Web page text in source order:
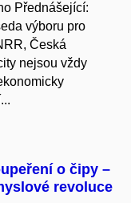
Přednášející:
výboru pro
Česká
nejsou vždy
o čipy –
revoluce